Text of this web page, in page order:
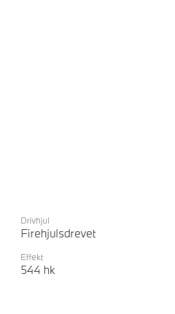
Drivhjul
Firehjulsdrevet
Effekt
544 hk